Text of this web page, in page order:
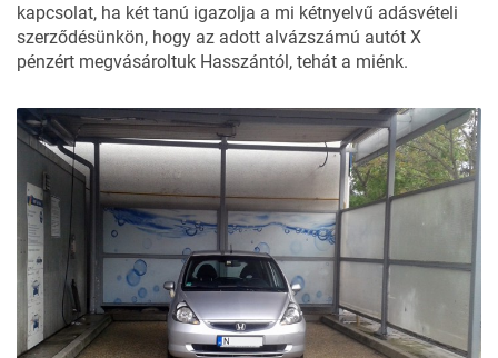
kapcsolat, ha két tanú igazolja a mi kétnyelvű adásvételi
szerződésünkön, hogy az adott alvázszámú autót X
pénzért megvásároltuk Hasszántól, tehát a miénk.